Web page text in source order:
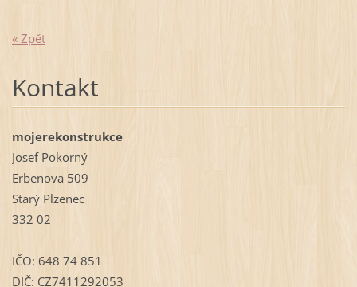
« Zpět
Kontakt
mojerekonstrukce
Josef Pokorný
Erbenova 509
Starý Plzenec
332 02
IČO: 648 74 851
DIČ: CZ7411292053